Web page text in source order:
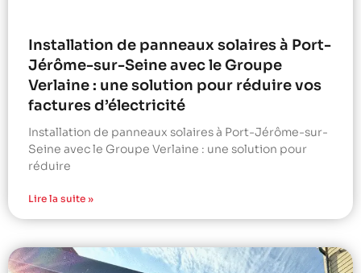
Installation de panneaux solaires à Port-
Jérôme-sur-Seine avec le Groupe
Verlaine : une solution pour réduire vos
factures d’électricité
Installation de panneaux solaires à Port-Jérôme-sur-
Seine avec le Groupe Verlaine : une solution pour
réduire
Lire la suite »